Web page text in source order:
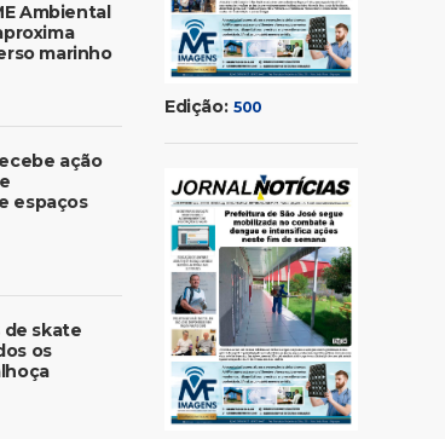
Ambiental
marinho
ação
espaços
de skate
os
Edição: 500